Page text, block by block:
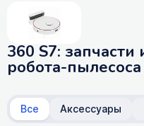
360 S7:
робота-пылесоса
Все Аксессуары